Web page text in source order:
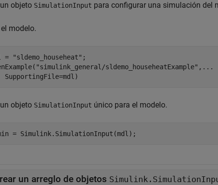
objeto SimulationInput para configurar una simulación del
modelo.
= "sldemo_househeat" ;
"simulink_general/sldemo_househeatExample" , ...
SupportingFile=mdl)
objeto SimulationInput único para el modelo.
un arreglo de objetos